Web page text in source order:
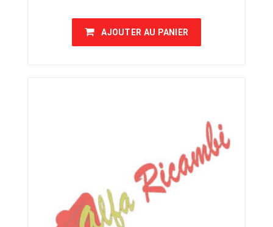
AJOUTER AU PANIER